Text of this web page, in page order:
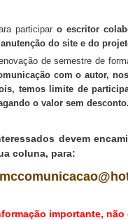
participar o escritor
do site e do
de semestre de
com o autor,
temos limite de
o valor sem desconto.
devem
coluna, para:
importante,